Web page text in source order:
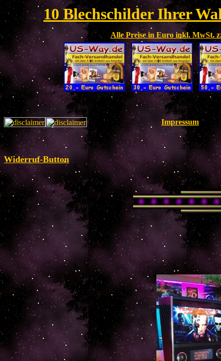
10 Blechschilder Ihrer
Alle Preise in Euro inkl. MwSt.
Impressum
Widerruf-Button